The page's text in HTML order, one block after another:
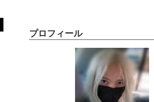
プロフィール